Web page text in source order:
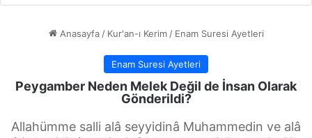
Anasayfa / Kur'an-ı Kerim / Enam Suresi Ayetleri
Enam Suresi Ayetleri
Peygamber Neden Melek Değil de İnsan Olarak
Gönderildi?
Allahümme salli alâ seyyidinâ Muhammedin ve alâ